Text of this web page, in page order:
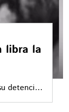
libra la
detención
por